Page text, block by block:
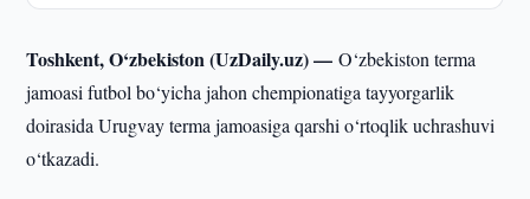
Toshkent, O‘zbekiston (UzDaily.uz) —O‘zbekiston terma
jamoasi futbol bo‘yicha jahon chempionatiga tayyorgarlik
doirasida Urugvay terma jamoasiga qarshi o‘rtoqlik uchrashuvi
o‘tkazadi.